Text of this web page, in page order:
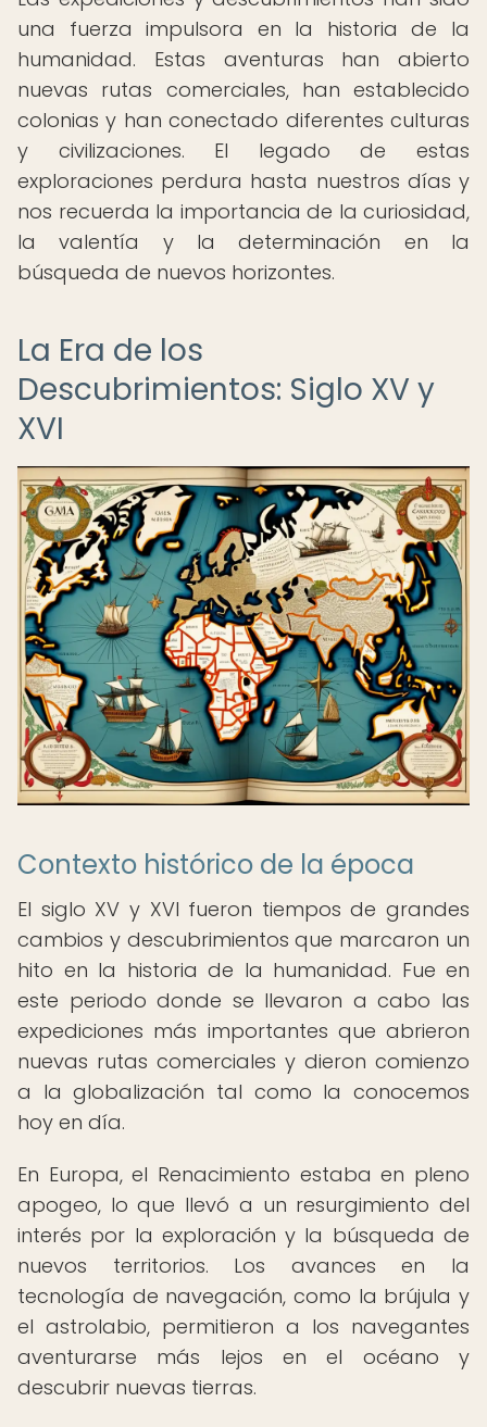
una fuerza impulsora en la historia de la
humanidad. Estas aventuras han abierto
nuevas rutas comerciales, han establecido
colonias y han conectado diferentes culturas
y civilizaciones. El legado de estas
exploraciones perdura hasta nuestros días y
nos recuerda la importancia de la curiosidad,
la valentía y la determinación en la
búsqueda de nuevos horizontes.
La Era de los
Descubrimientos: Siglo XV y
XVI
Contexto histórico de la época
El siglo XV y XVI fueron tiempos de grandes
cambios y descubrimientos que marcaron un
hito en la historia de la humanidad. Fue en
este periodo donde se llevaron a cabo las
expediciones más importantes que abrieron
nuevas rutas comerciales y dieron comienzo
a la globalización tal como la conocemos
hoy en día.
En Europa, el Renacimiento estaba en pleno
apogeo, lo que llevó a un resurgimiento del
interés por la exploración y la búsqueda de
nuevos territorios. Los avances en la
tecnología de navegación, como la brújula y
el astrolabio, permitieron a los navegantes
aventurarse más lejos en el océano y
descubrir nuevas tierras.